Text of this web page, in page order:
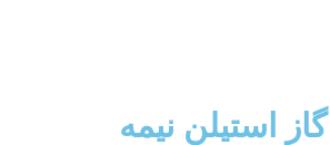
استیلن نیمه